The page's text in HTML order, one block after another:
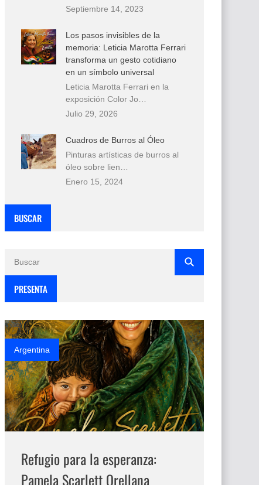
Septiembre 14, 2023
Los pasos invisibles de la
memoria: Leticia Marotta Ferrari
transforma un gesto cotidiano
en un símbolo universal
Leticia Marotta Ferrari en la
exposición Color Jo…
Julio 29, 2026
Cuadros de Burros al Óleo
Pinturas artísticas de burros al
óleo sobre lien…
Enero 15, 2024
BUSCAR
PRESENTA
Argentina
Refugio para la esperanza:
Pamela Scarlett Orellana